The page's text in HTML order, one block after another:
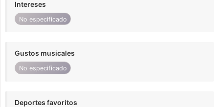
Intereses
No especificado
Gustos musicales
No especificado
Deportes favoritos